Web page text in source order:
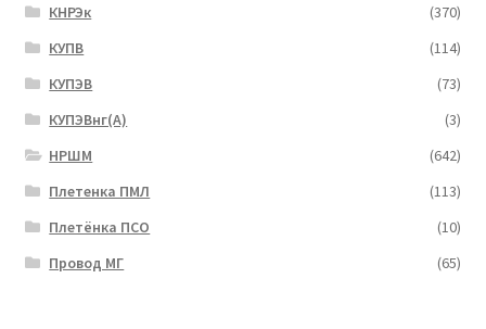
КНРЭк
(370)
КУПВ
(114)
КУПЭВ
(73)
КУПЭВнг(А)
(3)
НРШМ
(642)
Плетенка ПМЛ
(113)
Плетёнка ПСО
(10)
Провод МГ
(65)